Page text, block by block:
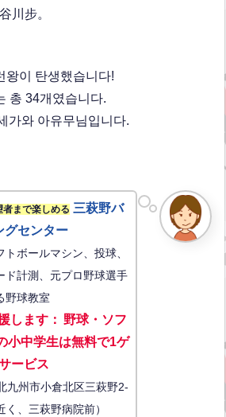
川步。
왕이 탄생했습니다!
총 34개였습니다.
가와 아유무님입니다.
まで楽しめる 三萩野バ
グセンター
ボールマシン、投球、
ド計測、元プロ野球選手
野球教室
します： 野球・ソフ
小中学生は無料で1ゲ
ービス
州市小倉北区三萩野2-
、三萩野病院前）